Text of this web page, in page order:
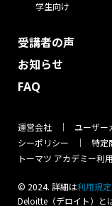
学生向け
受講者の声
お知らせ
FAQ
運営会社 ユーザー
シーポリシー
特定
トーマツ アカデミー利
© 2024. 詳細は利⽤規定
Deloitte（デロイト）と